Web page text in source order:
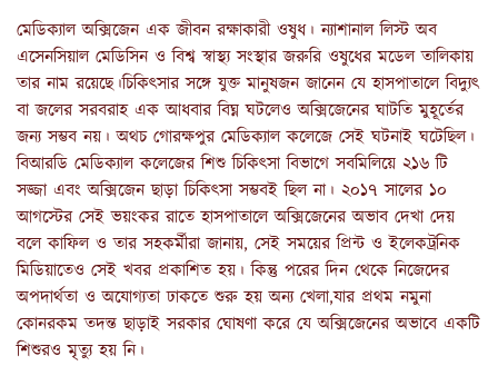
মেডিক্যাল অক্সিজেন এক জীবন রক্ষাকারী ওষুধ। ন্যাশানাল লিস্ট অব
এসেনসিয়াল মেডিসিন ও বিশ্ব স্বাস্থ্য সংস্থার জরুরি ওষুধের মডেল তালিকায়
তার নাম রয়েছে।চিকিৎসার সঙ্গে যুক্ত মানুষজন জানেন যে হাসপাতালে বিদ্যুৎ
বা জলের সরবরাহ এক আধবার বিঘ্ন ঘটলেও অক্সিজেনের ঘাটতি মুহূর্তের
জন্য সম্ভব নয়। অথচ গোরক্ষপুর মেডিক্যাল কলেজে সেই ঘটনাই ঘটেছিল।
বিআরডি মেডিক্যাল কলেজের শিশু চিকিৎসা বিভাগে সবমিলিয়ে ২১৬ টি
সজ্জা এবং অক্সিজেন ছাড়া চিকিৎসা সম্ভবই ছিল না। ২০১৭ সালের ১০
আগস্টের সেই ভয়ংকর রাতে হাসপাতালে অক্সিজেনের অভাব দেখা দেয়
বলে কাফিল ও তার সহকর্মীরা জানায়, সেই সময়ের প্রিন্ট ও ইলেকট্রনিক
মিডিয়াতেও সেই খবর প্রকাশিত হয়। কিন্তু পরের দিন থেকে নিজেদের
অপদার্থতা ও অযোগ্যতা ঢাকতে শুরু হয় অন্য খেলা,যার প্রথম নমুনা
কোনরকম তদন্ত ছাড়াই সরকার ঘোষণা করে যে অক্সিজেনের অভাবে একটি
শিশুরও মৃত্যু হয় নি।